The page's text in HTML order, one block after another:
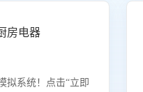
房电器
拟系统！点击“立即